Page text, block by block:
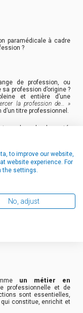
paramédicale à cadre
?
de profession, ou
profession d’origine ?
et entière d’une
la profession de… »
titre professionnel.
pour le cadre de santé.
paramédicale.
exercer sans le diplôme
un métier en
professionnelle et de
sont essentielles,
constitue, enrichit et
to improve our website,
website experience. For
the settings.
No, adjust